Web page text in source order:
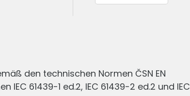
den technischen Normen ČSN EN
61439-1 ed.2, IEC 61439-2 ed.2 und IEC